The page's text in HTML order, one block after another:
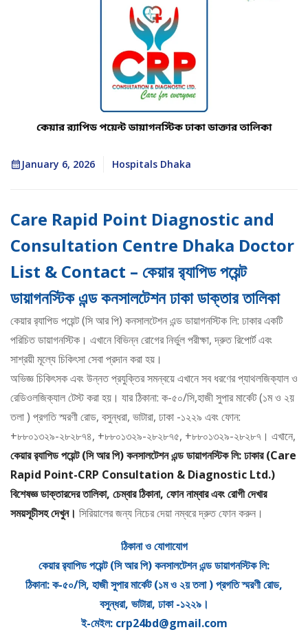
January 6, 2026 Hospitals Dhaka
Care Rapid Point Diagnostic and
Consultation Centre Dhaka Doctor
List & Contact – কেয়ার র‌্যাপিড পয়েন্ট
ডায়াগনস্টিক এন্ড কনসালটেশন ঢাকা ডাক্তার তালিকা
কেয়ার র‌্যাপিড পয়েন্ট (সি আর পি) কনসালটেশন এন্ড ডায়াগনস্টিক লি: ঢাকার একটি
পরিচিত ডায়াগনস্টিক। এখানে বিভিন্ন রোগের নির্ভুল পরীক্ষা, দ্রুত রিপোর্ট এবং
সাশ্রয়ী মূল্যে চিকিৎসা সেবা প্রদান করা হয়।
অভিজ্ঞ চিকিৎসক এবং উন্নত প্রযুক্তির সমন্বয়ে এখানে সব ধরণের প্যাথলজিক্যাল ও
রেডিওলজিক্যাল টেস্ট করা হয়। যার ঠিকানা: ক-৫০/সি,হাজী সুপার মার্কেট (১ম ও ২য়
তলা ) প্রগতি স্মরণী রোড, বসুন্ধরা, ভাটারা, ঢাকা -১২২৯ এবং ফোন:
+৮৮০১৩২৯-২৮২৮৭৪, +৮৮০১৩২৯-২৮২৮৭৫, +৮৮০১৩২৯-২৮২৮৭। এখানে,
কেয়ার র‍্যাপিড পয়েন্ট (সি আর পি) কনসালটেশন এন্ড ডায়াগনস্টিক লি: ঢাকার (Care
Rapid Point-CRP Consultation & Diagnostic Ltd.)
বিশেষজ্ঞ ডাক্তারদের তালিকা, চেম্বার ঠিকানা, ফোন নাম্বার এবং রোগী দেখার
সময়সূচীসহ দেখুন। সিরিয়ালের জন্য নিচের দেয়া নম্বরে দ্রুত ফোন করুন।
ঠিকানা ও যোগাযোগ
কেয়ার র‍্যাপিড পয়েন্ট (সি আর পি) কনসালটেশন এন্ড ডায়াগনস্টিক লি:
ঠিকানা: ক-৫০/সি, হাজী সুপার মার্কেট (১ম ও ২য় তলা ) প্রগতি স্মরণী রোড,
বসুন্ধরা, ভাটারা, ঢাকা -১২২৯।
ই-মেইল: crp24bd@gmail.com